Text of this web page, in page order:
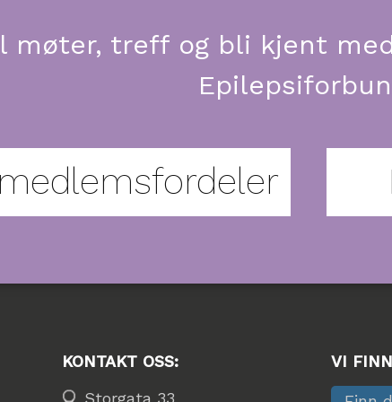
møter, treff og bli kjent
KONTAKT OSS:
Storgata 33
VI